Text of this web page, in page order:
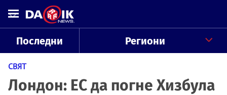
Последни Региони
СВЯТ
Лондон: ЕС да погне Хизбула